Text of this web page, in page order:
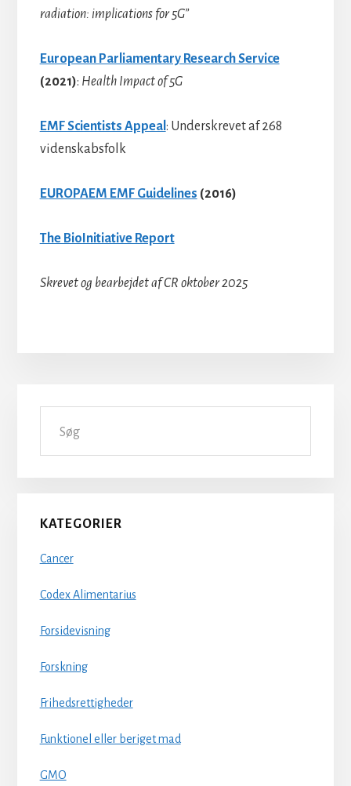
radiation: implications for 5G”
European Parliamentary Research Service
(2021): Health Impact of 5G
EMF Scientists Appeal : Underskrevet af 268
videnskabsfolk
EUROPAEM EMF Guidelines (2016)
The BioInitiative Report
Skrevet og bearbejdet af CR oktober 2025
Primær
Sidebar
KATEGORIER
Cancer
Codex Alimentarius
Forsidevisning
Forskning
Frihedsrettigheder
Funktionel eller beriget mad
GMO